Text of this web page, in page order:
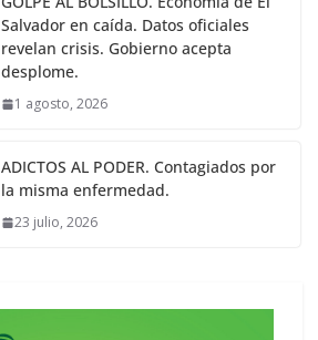
Salvador en caída. Datos oficiales
revelan crisis. Gobierno acepta
desplome.
1 agosto, 2026
ADICTOS AL PODER. Contagiados por
la misma enfermedad.
23 julio, 2026